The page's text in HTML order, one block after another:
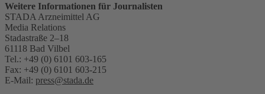
Weitere Informationen für Journalisten
STADA Arzneimittel AG
Media Relations
Stadastraße 2–18
61118 Bad Vilbel
Tel.: +49 (0) 6101 603-165
Fax: +49 (0) 6101 603-215
E-Mail: press@stada.de